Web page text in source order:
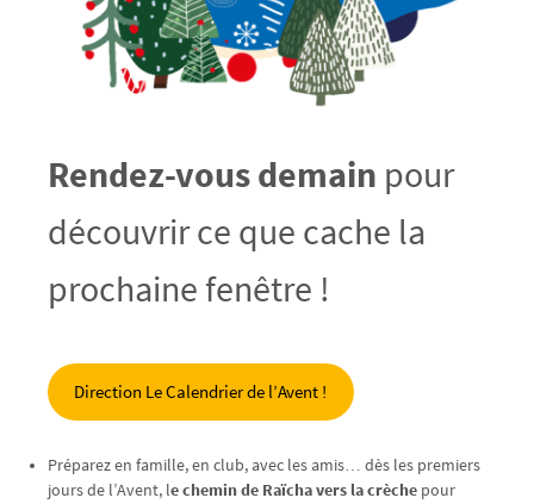
Rendez-vous demain pour
découvrir ce que cache la
prochaine fenêtre !
Direction Le Calendrier de l’Avent !
Préparez en famille, en club, avec les amis… dès les premiers
jours de l’Avent, le chemin de Raïcha vers la crèche pour